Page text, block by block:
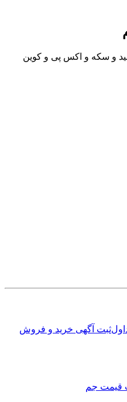
و سکه و اکس پی و کوین
ثبت آگهی خرید و فروش
قیمت جم